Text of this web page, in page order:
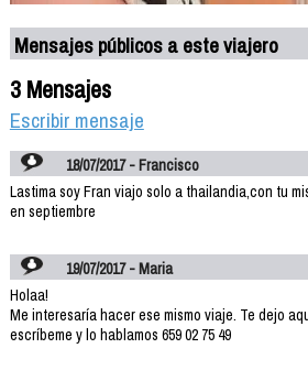
Mensajes públicos a este viajero
3 Mensajes
Escribir mensaje
18/07/2017 - Francisco
Lastima soy Fran viajo solo a thailandia,con tu
en septiembre
19/07/2017 - Maria
Holaa!
Me interesaría hacer ese mismo viaje. Te dejo
escríbeme y lo hablamos 659 02 75 49